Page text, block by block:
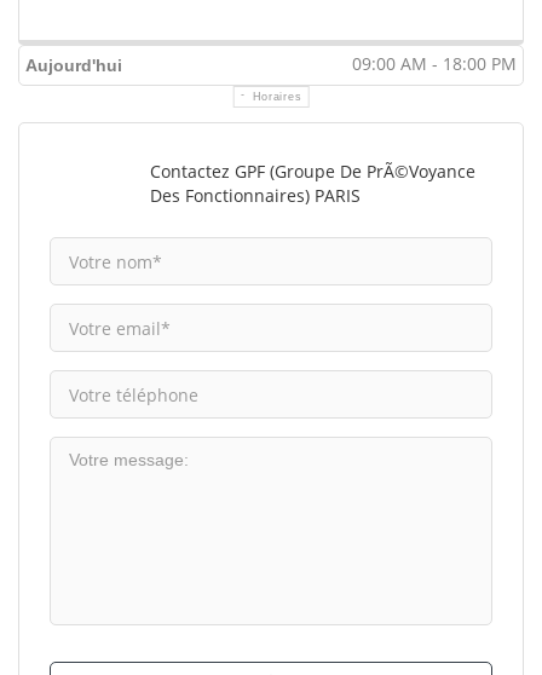
Aujourd'hui 09:00 AM - 18:00 PM
Horaires
Contactez GPF (Groupe De PrÃ©voyance
Des Fonctionnaires) PARIS